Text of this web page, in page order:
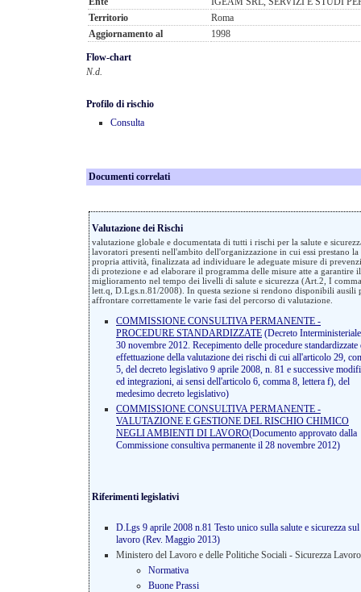
Territorio
Roma
Aggiornamento al
1998
Flow-chart
N.d.
Profilo di rischio
Consulta
Documenti correlati
Valutazione dei Rischi
valutazione globale e documentata di tutti i rischi per la salute e
lavoratori presenti nell'ambito dell'organizzazione in cui essi prestano la
propria attività, finalizzata ad individuare le adeguate misure di
di protezione e ad elaborare il programma delle misure atte a garantire il
miglioramento nel tempo dei livelli di salute e sicurezza (Art.2, I
lett.q, D.Lgs.n.81/2008). In questa sezione si rendono disponibili ausili
affrontare correttamente le varie fasi del percorso di valutazione.
COMMISSIONE CONSULTIVA PERMANENTE -
PROCEDURE STANDARDIZZATE (Decreto
30 novembre 2012. Recepimento delle procedure standardizzate
effettuazione della valutazione dei rischi di cui all'articolo 29,
5, del decreto legislativo 9 aprile 2008, n. 81 e successive
ed integrazioni, ai sensi dell'articolo 6, comma 8, lettera f), del
medesimo decreto legislativo)
COMMISSIONE CONSULTIVA PERMANENTE -
VALUTAZIONE E GESTIONE DEL RISCHIO CHIMICO
NEGLI AMBIENTI DI LAVORO(Documento approvato dalla
Commissione consultiva permanente il 28 novembre 2012)
Riferimenti legislativi
D.Lgs 9 aprile 2008 n.81 Testo unico sulla salute e sicurezza sul
lavoro (Rev. Maggio 2013)
Ministero del Lavoro e delle Politiche Sociali - Sicurezza Lavoro
Normativa
Buone Prassi